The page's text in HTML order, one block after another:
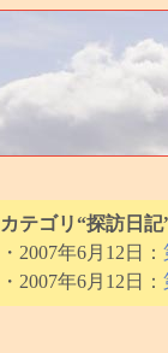
カテゴリ“探訪日
・2007年6月12日：
・2007年6月12日：